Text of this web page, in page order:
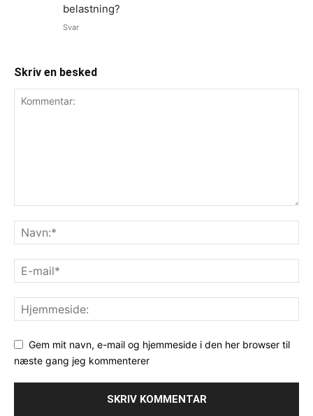
belastning?
Svar
Skriv en besked
Gem mit navn, e-mail og hjemmeside i den her browser til
næste gang jeg kommenterer